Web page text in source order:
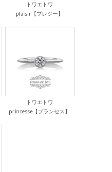
トワエトワ
plaisir【プレジー】
トワエトワ
princesse【プランセス】